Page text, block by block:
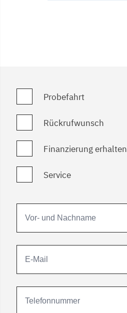
Probefahrt
Rückrufwunsch
Finanzierung erhalten
Service